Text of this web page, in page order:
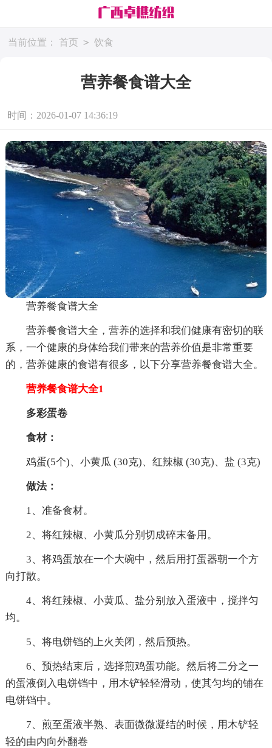
当前位置： 首页 > 饮食
营养餐食谱大全
时间：2026-01-07 14:36:19
营养餐食谱大全
营养餐食谱大全，营养的选择和我们健康有密切的联
系，一个健康的身体给我们带来的营养价值是非常重要
的，营养健康的食谱有很多，以下分享营养餐食谱大全。
营养餐食谱大全1
多彩蛋卷
食材：
鸡蛋(5个)、小黄瓜 (30克)、红辣椒 (30克)、盐 (3克)
做法：
1、准备食材。
2、将红辣椒、小黄瓜分别切成碎末备用。
3、将鸡蛋放在一个大碗中，然后用打蛋器朝一个方
向打散。
4、将红辣椒、小黄瓜、盐分别放入蛋液中，搅拌匀
均。
5、将电饼铛的上火关闭，然后预热。
6、预热结束后，选择煎鸡蛋功能。然后将二分之一
的蛋液倒入电饼铛中，用木铲轻轻滑动，使其匀均的铺在
电饼铛中。
7、煎至蛋液半熟、表面微微凝结的时候，用木铲轻
轻的由内向外翻卷